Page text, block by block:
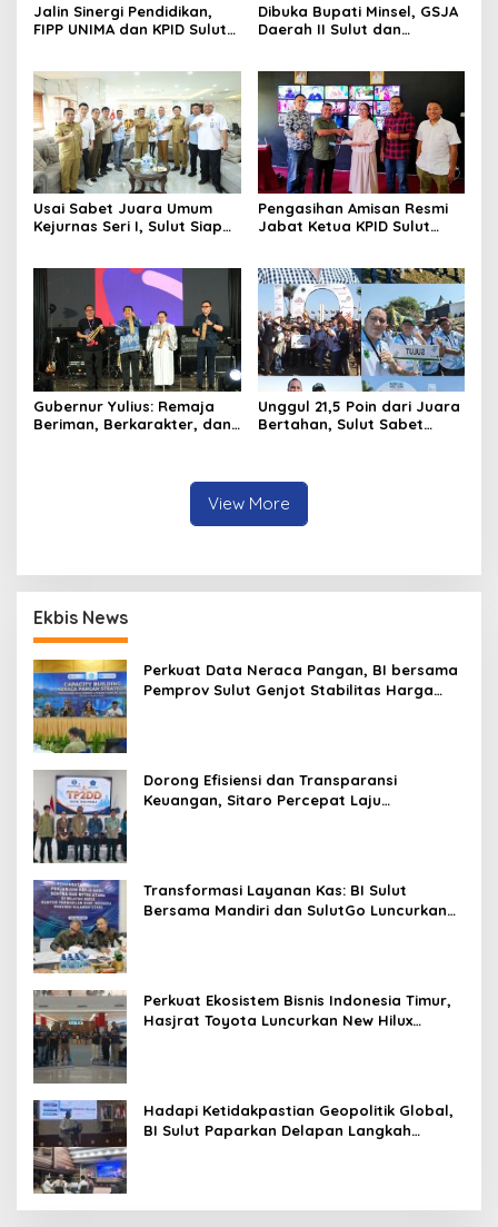
Jalin Sinergi Pendidikan,
FIPP UNIMA dan KPID Sulut
Serap Materi Literasi
Penyiaran
Dibuka Bupati Minsel, GSJA
Daerah II Sulut dan
Usai Sabet Juara Umum
Kejurnas Seri I, Sulut Siap
di Tompaso
Pengasihan Amisan Resmi
Jabat Ketua KPID Sulut
Gubernur Yulius: Remaja
Beriman, Berkarakter, dan
Unggul 21,5 Poin dari Juara
Bertahan, Sulut Sabet
View More
Ekbis News
Perkuat Data Neraca Pangan, BI bersama
Pemprov Sulut Genjot Stabilitas Harga
Dorong Efisiensi dan Transparansi
Keuangan, Sitaro Percepat Laju
Transformasi Layanan Kas: BI Sulut
Bersama Mandiri dan SulutGo Luncurkan
Perkuat Ekosistem Bisnis Indonesia Timur,
Hasjrat Toyota Luncurkan New Hilux
Hadapi Ketidakpastian Geopolitik Global,
BI Sulut Paparkan Delapan Langkah